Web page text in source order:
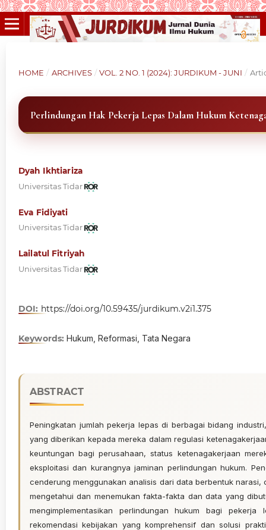
HOME / ARCHIVES / VOL. 2 NO. 1 (2024): JURDIKUM - JUNI /
Perlindungan Hak Pekerja Lepas Dalam Hukum
Dyah Ikhtiariza
Universitas Tidar
Eva Fidiyati
Universitas Tidar
Lailatul Fitriyah
Universitas Tidar
DOI: https://doi.org/10.59435/jurdikum.v2i1.375
Keywords:Hukum, Reformasi, Tata Negara
ABSTRACT
Peningkatan jumlah pekerja lepas di berbagai bidang
yang diberikan kepada mereka dalam regulasi
keuntungan bagi perusahaan, status ketenagakerjaan
eksploitasi dan kurangnya jaminan perlindungan hukum.
cenderung menggunakan analisis dari data berbentuk
mengetahui dan menemukan fakta-fakta dan data yang
mengimplementasikan perlindungan hukum bagi
rekomendasi kebijakan yang komprehensif dan solusi